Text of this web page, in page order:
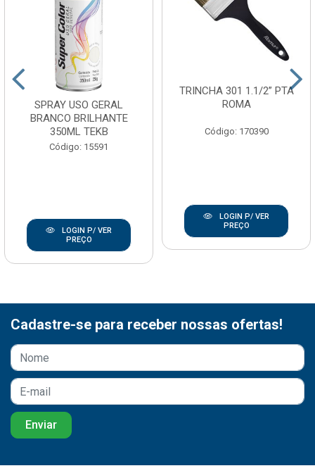
SPRAY USO GERAL
BRANCO BRILHANTE
350ML TEKB
Código: 15591
LOGIN P/ VER
PREÇO
TRINCHA 301 1.1/2” PTA
ROMA
Código: 170390
LOGIN P/ VER
PREÇO
Cadastre-se para receber nossas ofertas!